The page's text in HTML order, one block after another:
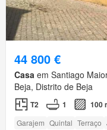
44 800 €
Casa em Santiago
Beja, Distrito de Beja
T2 1 100
Garajem Quintal Terraço